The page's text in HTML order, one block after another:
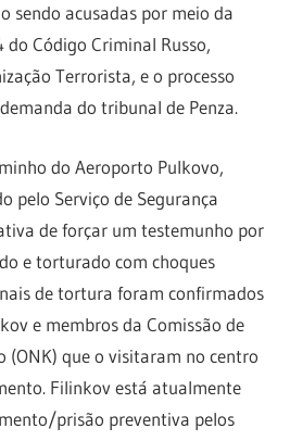
sendo acusadas por meio da
Código Criminal Russo,
Terrorista, e o processo
do tribunal de Penza.
do Aeroporto Pulkovo,
pelo Serviço de Segurança
de forçar um testemunho por
e torturado com choques
de tortura foram confirmados
e membros da Comissão de
(ONK) que o visitaram no centro
Filinkov está atualmente
prisão preventiva pelos